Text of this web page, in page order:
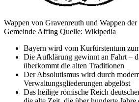
Wappen von Gravenreuth und Wappen der
Gemeinde Affing Quelle: Wikipedia
Bayern wird vom Kurfürstentum
Die Aufklärung gewinnt an Fahrt –
überkommt die alten Traditionen
Der Absolutismus wird durch
Verwaltungsgliederungen abgelöst
Das heilige römische Reich